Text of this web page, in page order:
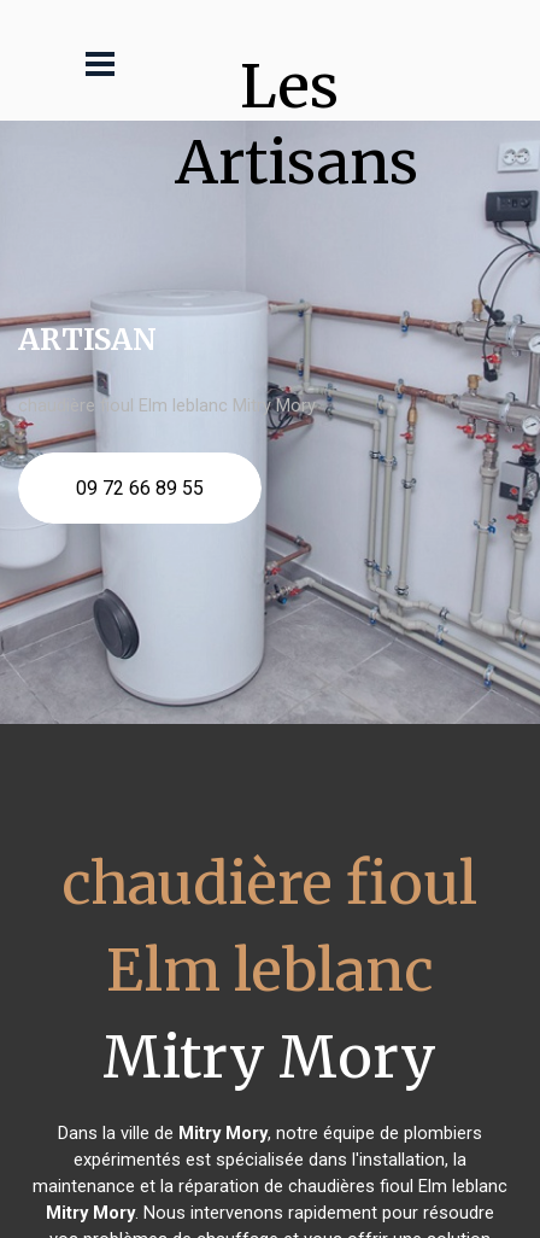
Les
Artisans
ARTISAN
chaudière fioul Elm leblanc Mitry Mory
09 72 66 89 55
chaudière fioul
Elm leblanc
Mitry Mory
Dans la ville de Mitry Mory, notre équipe de plombiers
expérimentés est spécialisée dans l'installation, la
maintenance et la réparation de chaudières fioul Elm leblanc
Mitry Mory. Nous intervenons rapidement pour résoudre